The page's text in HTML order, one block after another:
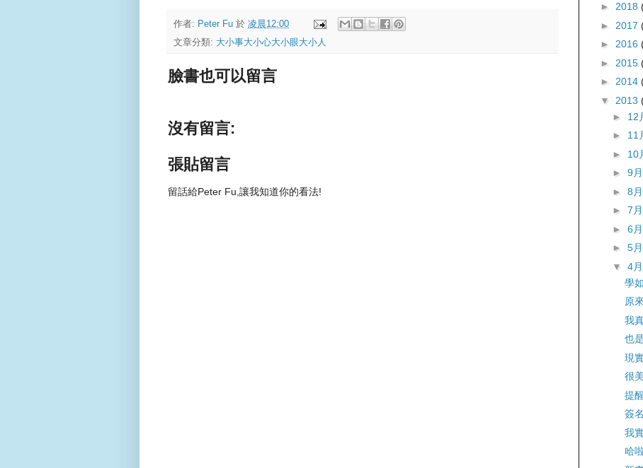
作者: Peter Fu 於 凌晨12:00
文章分類: 大小事大小心大小眼大小人
臉書也可以留言
沒有留言:
張貼留言
留話給Peter Fu,讓我知道你的看法!
► 2018
► 2017
► 2016
► 2015
► 2014
▼ 2013
► 12
► 11
► 10
► 9月
► 8月
► 7月
► 6月
► 5月
▼ 4月
學
原
我
也
現
很
提醒
簽名
我
哈